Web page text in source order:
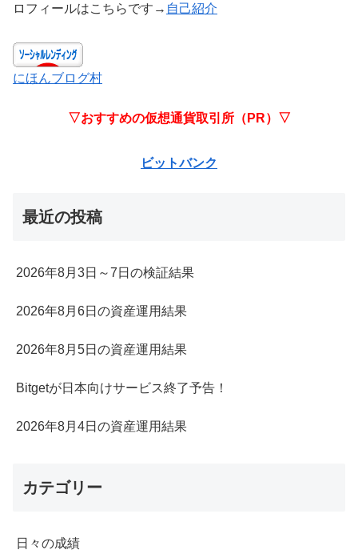
ロフィールはこちらです→ 自己紹介
にほんブログ村
▽おすすめの仮想通貨取引所（PR）▽
ビットバンク
最近の投稿
2026年8月3日～7日の検証結果
2026年8月6日の資産運用結果
2026年8月5日の資産運用結果
Bitgetが日本向けサービス終了予告！
2026年8月4日の資産運用結果
カテゴリー
日々の成績